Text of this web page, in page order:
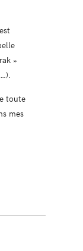
»
toute
mes